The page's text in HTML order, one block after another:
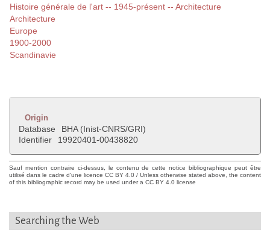
Histoire générale de l'art -- 1945-présent -- Architecture
Architecture
Europe
1900-2000
Scandinavie
Origin
Database
BHA (Inist-CNRS/GRI)
Identifier
19920401-00438820
Sauf mention contraire ci-dessus, le contenu de cette notice bibliographique peut être
utilisé dans le cadre d'une licence CC BY 4.0 / Unless otherwise stated above, the content
of this bibliographic record may be used under a CC BY 4.0 license
Searching the Web